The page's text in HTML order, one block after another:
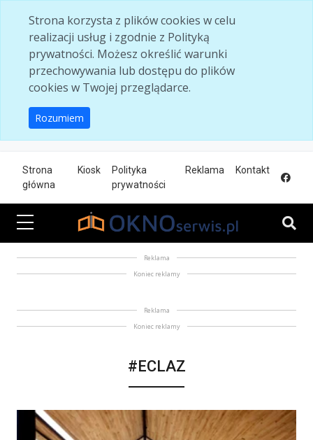
Strona korzysta z plików cookies w celu
realizacji usług i zgodnie z Polityką
prywatności. Możesz określić warunki
przechowywania lub dostępu do plików
cookies w Twojej przeglądarce.
Rozumiem
Strona
główna
Kiosk
Polityka
prywatności
Reklama Kontakt
Reklama
Koniec reklamy
Reklama
Koniec reklamy
#ECLAZ